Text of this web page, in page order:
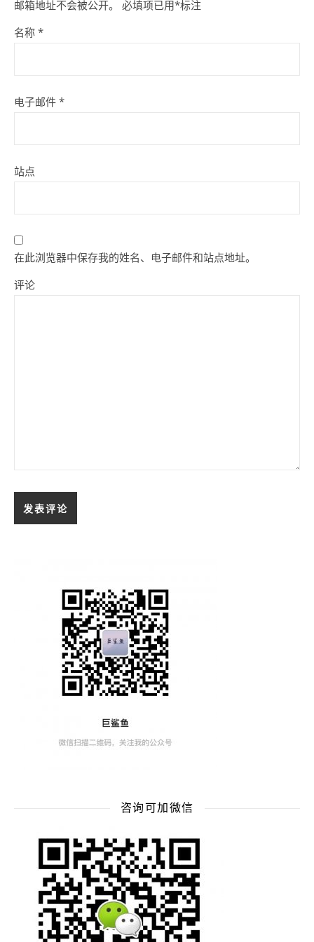
邮箱地址不会被公开。 必填项已用*标注
名称 *
电子邮件 *
站点
在此浏览器中保存我的姓名、电子邮件和站点地址。
评论
咨询可加微信